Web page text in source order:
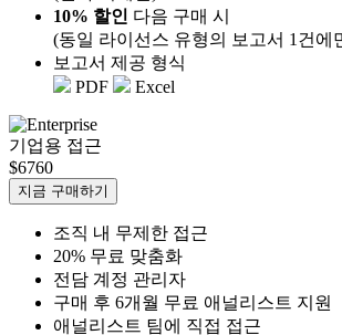
10% 할인 다음 구매 시
(동일 라이선스 유형의 보고서 1건에
보고서 제공 형식
PDF
Excel
기업용 접근
$6760
지금 구매하기
조직 내 무제한 접근
20% 무료 맞춤화
전담 계정 관리자
구매 후 6개월 무료 애널리스트 지원
애널리스트 팀에 직접 접근